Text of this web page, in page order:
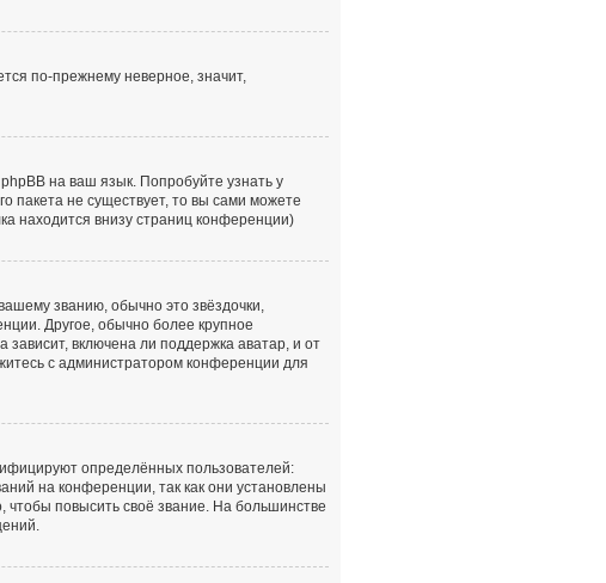
по-прежнему неверное, значит,
на ваш язык. Попробуйте узнать у
пакета не существует, то вы сами можете
находится внизу страниц конференции)
званию, обычно это звёздочки,
Другое, обычно более крупное
включена ли поддержка аватар, и от
с администратором конференции для
определённых пользователей:
на конференции, так как они установлены
повысить своё звание. На большинстве